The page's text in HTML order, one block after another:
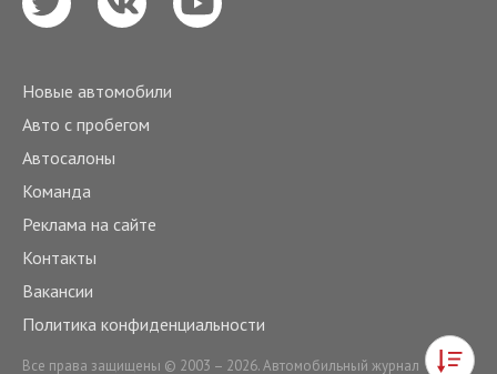
Новые автомобили
Авто с пробегом
Автосалоны
Команда
Реклама на сайте
Контакты
Вакансии
Политика конфиденциальности
Все права защищены © 2003 – 2026. Автомобильный журнал